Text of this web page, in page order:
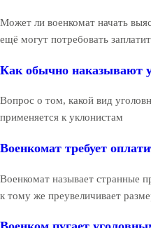
Может ли военкомат начать
ещё могут потребовать
Как обычно наказывают
Вопрос о том, какой вид
применяется к уклонистам
Военкомат требует
Военкомат называет странные
к тому же преувеличивает